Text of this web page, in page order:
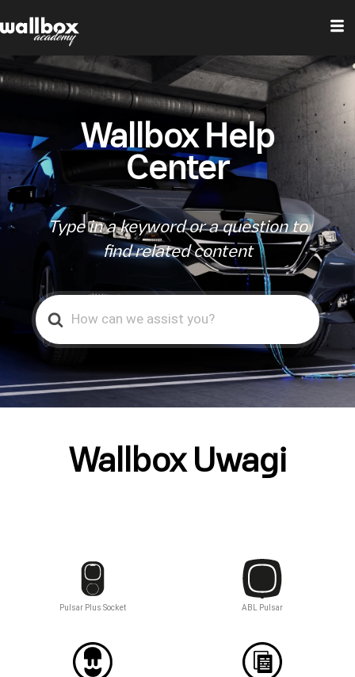
Wallbox Help
Center
Type in a keyword or a question to
find related content
Search
For
Wallbox Uwagi
Pulsar Plus Socket ABL Pulsar